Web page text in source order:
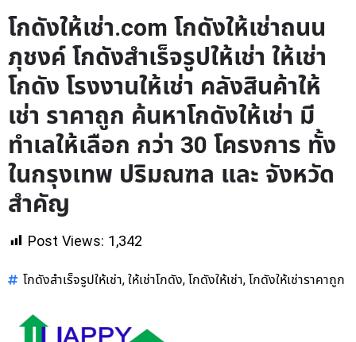
โกดังให้เช่า.com โกดังให้เช่าถนน
ภุชงค์ โกดังสำเร็จรูปให้เช่า ให้เช่า
โกดัง โรงงานให้เช่า คลังสินค้าให้
เช่า ราคาถูก ค้นหาโกดังให้เช่า มี
ทำเลให้เลือก กว่า 30 โครงการ ทั้ง
ในกรุงเทพ ปริมณฑล และ จังหวัด
สำคัญ
Post Views: 1,342
โกดังสำเร็จรูปให้เช่า, ให้เช่าโกดัง, โกดังให้เช่า, โกดังให้เช่าราคาถูก